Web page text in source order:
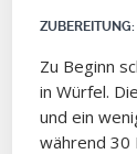
ZUBEREITUNG:
Zu Beginn
in Würfel.
und ein
während 30